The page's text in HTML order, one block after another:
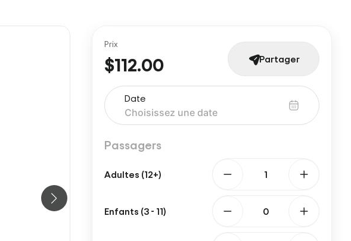
Prix
$112.00 Partager
Date
Passagers
Adultes (12+)
Enfants (3 - 11)